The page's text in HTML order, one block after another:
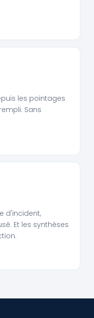
les pointages
Sans
d'incident,
Et les synthèses